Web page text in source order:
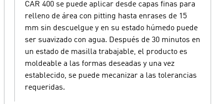
CAR 400 se puede aplicar desde capas finas para
relleno de área con pitting hasta enrases de 15
mm sin descuelgue y en su estado húmedo puede
ser suavizado con agua. Después de 30 minutos en
un estado de masilla trabajable, el producto es
moldeable a las formas deseadas y una vez
establecido, se puede mecanizar a las tolerancias
requeridas.